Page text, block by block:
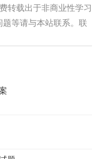
转载出于非商业性学习
等请与本站联系。联